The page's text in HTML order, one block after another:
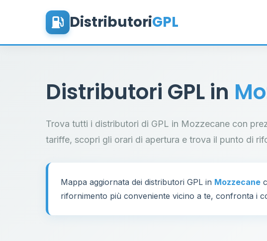
DistributoriGPL
Distributori GPL in
Trova tutti i distributori di GPL in Mozzecane con
tariffe, scopri gli orari di apertura e trova il punto di
Mappa aggiornata dei distributori GPL in Mozzecane
rifornimento più conveniente vicino a te, confronta i